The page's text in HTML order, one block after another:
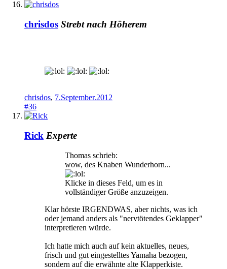
chrisdos Strebt nach Höherem
chrisdos, 7.September.2012
#36
Rick Experte
Thomas schrieb:
wow, des Knaben Wunderhorn...
Klicke in dieses Feld, um es in
vollständiger Größe anzuzeigen.
Klar hörste IRGENDWAS, aber nichts, was ich
oder jemand anders als "nervtötendes Geklapper"
interpretieren würde.
Ich hatte mich auch auf kein aktuelles, neues,
frisch und gut eingestelltes Yamaha bezogen,
sondern auf die erwähnte alte Klapperkiste.